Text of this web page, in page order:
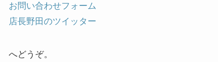
お問い合わせフォーム
店長野田のツイッター
へどうぞ。